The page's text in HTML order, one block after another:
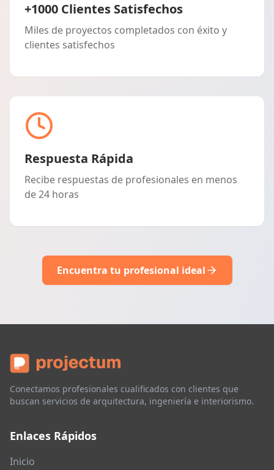
+1000 Clientes Satisfechos
Miles de proyectos completados con éxito y
clientes satisfechos
Respuesta Rápida
Recibe respuestas de profesionales en menos
de 24 horas
Encuentra tu profesional ideal
Conectamos profesionales cualificados con clientes que
buscan servicios de arquitectura, ingeniería e interiorismo.
Enlaces Rápidos
Inicio